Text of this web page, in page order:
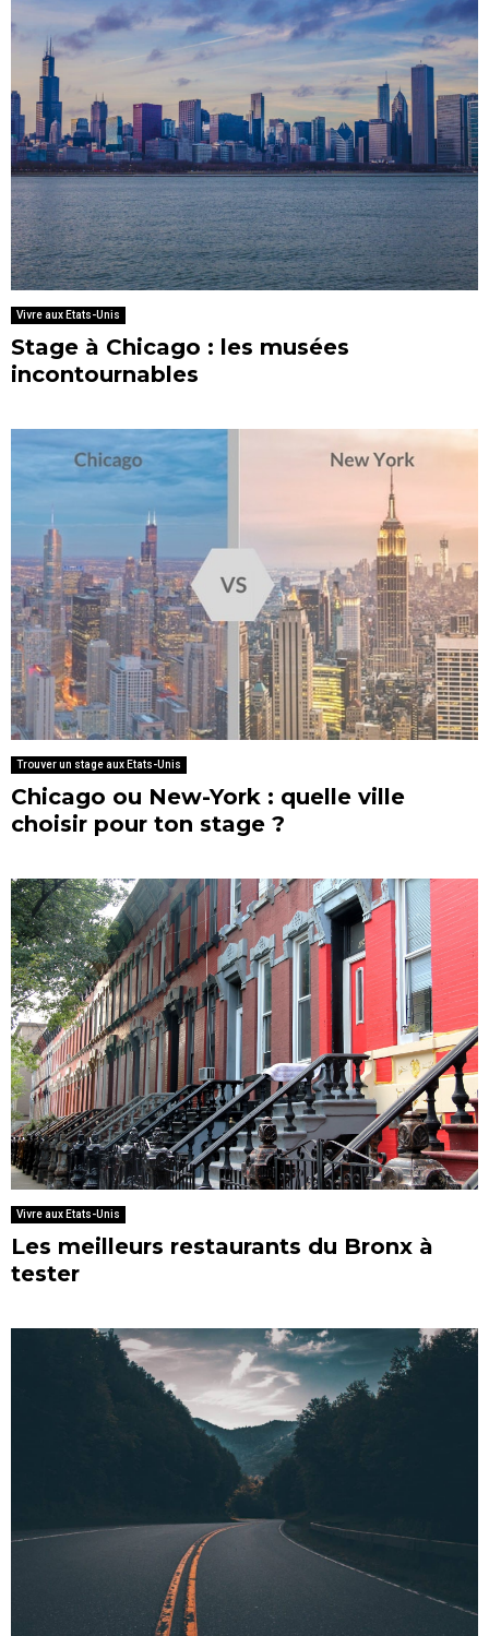
Vivre aux Etats-Unis
Stage à Chicago : les musées
incontournables
Trouver un stage aux Etats-Unis
Chicago ou New-York : quelle ville
choisir pour ton stage ?
Vivre aux Etats-Unis
Les meilleurs restaurants du Bronx à
tester